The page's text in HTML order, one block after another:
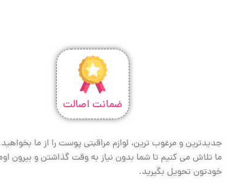
ضمانت اصالت
جدیدترین و مرغوب ترین، لوازم مراقبتی پوست را از ما
ما تلاش می کنیم تا شما بدون نیاز به وقت گذاشتن و بیرون
خودتون تحویل بگیرید.